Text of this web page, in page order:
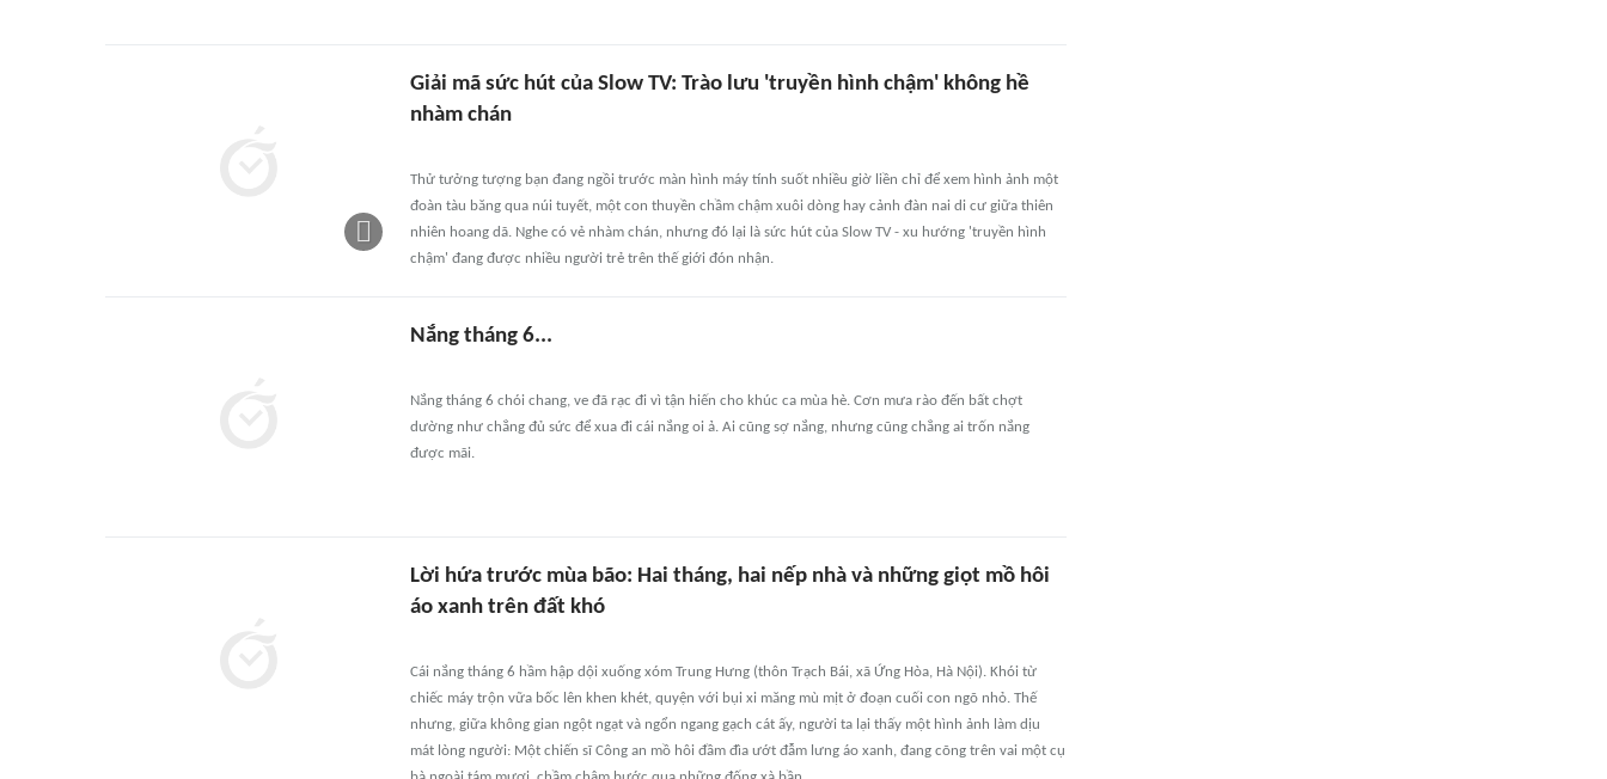
Giải mã sức hút của Slow TV: Trào lưu 'truyền hình chậm' không hề
nhàm chán
Thử tưởng tượng bạn đang ngồi trước màn hình máy tính suốt nhiều giờ liền chỉ để xem hình ảnh một
đoàn tàu băng qua núi tuyết, một con thuyền chầm chậm xuôi dòng hay cảnh đàn nai di cư giữa thiên
nhiên hoang dã. Nghe có vẻ nhàm chán, nhưng đó lại là sức hút của Slow TV - xu hướng 'truyền hình
chậm' đang được nhiều người trẻ trên thế giới đón nhận.
Nắng tháng 6...
Nắng tháng 6 chói chang, ve đã rạc đi vì tận hiến cho khúc ca mùa hè. Cơn mưa rào đến bất chợt
dường như chẳng đủ sức để xua đi cái nắng oi ả. Ai cũng sợ nắng, nhưng cũng chẳng ai trốn nắng
được mãi.
Lời hứa trước mùa bão: Hai tháng, hai nếp nhà và những giọt mồ hôi
áo xanh trên đất khó
Cái nắng tháng 6 hầm hập dội xuống xóm Trung Hưng (thôn Trạch Bái, xã Ứng Hòa, Hà Nội). Khói từ
chiếc máy trộn vữa bốc lên khen khét, quyện với bụi xi măng mù mịt ở đoạn cuối con ngõ nhỏ. Thế
nhưng, giữa không gian ngột ngạt và ngổn ngang gạch cát ấy, người ta lại thấy một hình ảnh làm dịu
mát lòng người: Một chiến sĩ Công an mồ hôi đầm đìa ướt đẫm lưng áo xanh, đang cõng trên vai một cụ